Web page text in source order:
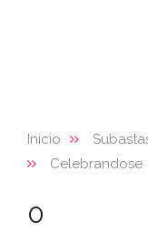
Inicio
Celebrandose
0